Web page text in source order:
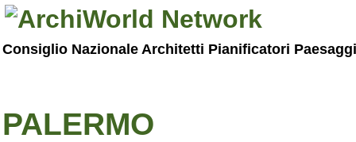
Consiglio Nazionale Architetti Pianificatori
PALERMO